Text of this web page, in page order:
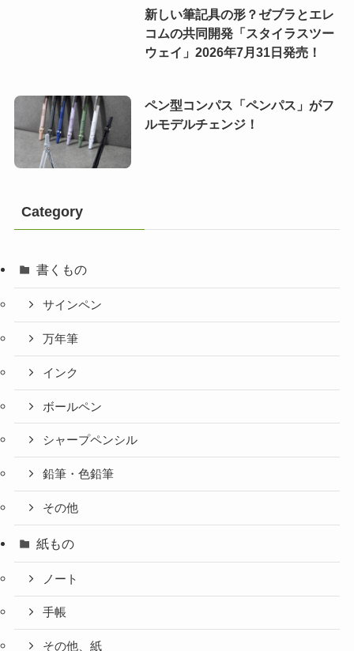
新しい筆記具の形？ゼブラとエレ
コムの共同開発「スタイラスツー
ウェイ」2026年7月31日発売！
ペン型コンパス「ペンパス」がフ
ルモデルチェンジ！
Category
書くもの
サインペン
万年筆
インク
ボールペン
シャープペンシル
鉛筆・色鉛筆
その他
紙もの
ノート
手帳
その他、紙